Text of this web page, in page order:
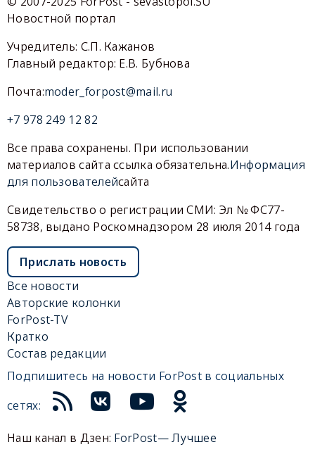
Новостной портал
Учредитель: С.П. Кажанов
Главный редактор: Е.В. Бубнова
Почта:moder_forpost@mail.ru
+7 978 249 12 82
Все права сохранены. При использовании
материалов сайта ссылка обязательна.Информация
для пользователейсайта
Свидетельство о регистрации СМИ: Эл № ФС77-
58738, выдано Роскомнадзором 28 июля 2014 года
Прислать новость
Все новости
Авторские колонки
ForPost-TV
Кратко
Состав редакции
Подпишитесь на новости ForPost в социальных
сетях:
Наш канал в Дзен: ForPost— Лучшее